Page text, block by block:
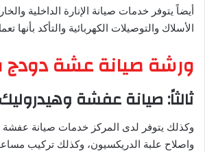
أيضاً يتوفر خدمات صيانة الإنارة الداخلية
الأسلاك والتوصيلات الكهربائية والتأكد
ورشة صيانة عشة
ثالثاً: صيانة عفشة
وكذلك يتوفر لدى المركز خدمات صيانة عفشة
واصلاح علبة الدريكسيون، وكذلك تركيب